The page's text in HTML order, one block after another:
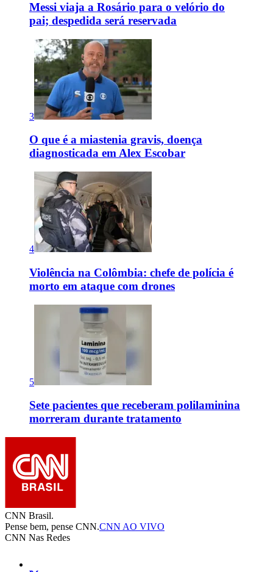
Messi viaja a Rosário para o velório do
pai; despedida será reservada
3
O que é a miastenia gravis, doença
diagnosticada em Alex Escobar
4
Violência na Colômbia: chefe de polícia é
morto em ataque com drones
5
Sete pacientes que receberam polilaminina
morreram durante tratamento
CNN Brasil.
Pense bem, pense CNN.CNN AO VIVO
CNN Nas Redes